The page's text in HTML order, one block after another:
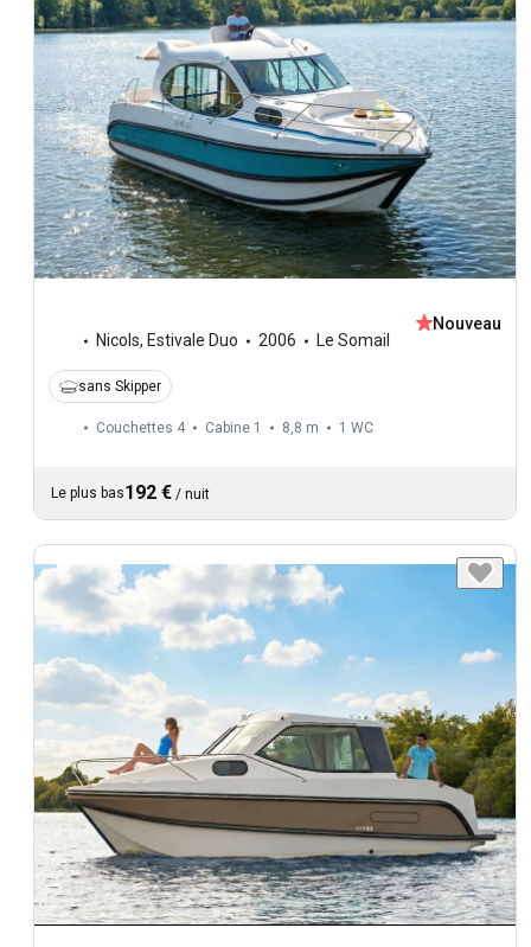
Nicols, Estivale Duo 2006 Le Somail
Nouveau
sans Skipper
Couchettes 4 Cabine 1 8,8 m 1 WC
Le plus bas192 € / nuit